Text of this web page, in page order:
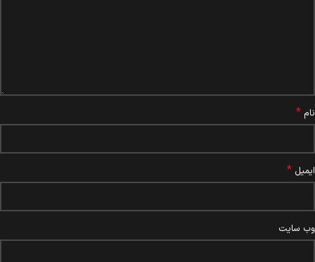
نام *
ایمیل *
وب‌ سایت